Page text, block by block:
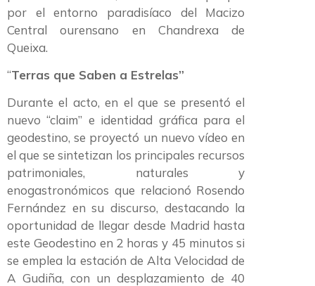
por el entorno paradisíaco del Macizo
Central ourensano en Chandrexa de
Queixa.
“Terras que Saben a Estrelas”
Durante el acto, en el que se presentó el
nuevo “claim” e identidad gráfica para el
geodestino, se proyectó un nuevo vídeo en
el que se sintetizan los principales recursos
patrimoniales, naturales y
enogastronómicos que relacionó Rosendo
Fernández en su discurso, destacando la
oportunidad de llegar desde Madrid hasta
este Geodestino en 2 horas y 45 minutos si
se emplea la estación de Alta Velocidad de
A Gudiña, con un desplazamiento de 40